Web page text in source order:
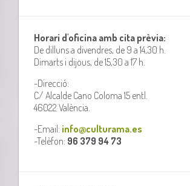
Horari d'oficina amb cita prèvia:
De dilluns a divendres, de 9 a 14,30 h.
Dimarts i dijous, de 15,30 a 17 h.
-Direcció:
C/ Alcalde Cano Coloma 15 entl.
46022 València.
-Email: info@culturama.es
-Telèfon: 96 379 94 73